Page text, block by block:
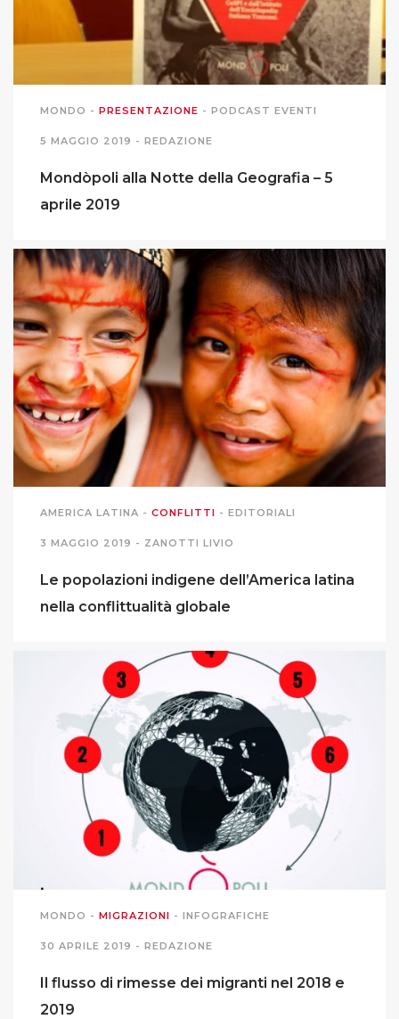
MONDO - PRESENTAZIONE - PODCAST EVENTI
5 MAGGIO 2019 - REDAZIONE
Mondòpoli alla Notte della Geografia – 5
aprile 2019
AMERICA LATINA - CONFLITTI - EDITORIALI
3 MAGGIO 2019 - ZANOTTI LIVIO
Le popolazioni indigene dell’America latina
nella conflittualità globale
MONDO - MIGRAZIONI - INFOGRAFICHE
30 APRILE 2019 - REDAZIONE
Il flusso di rimesse dei migranti nel 2018 e
2019